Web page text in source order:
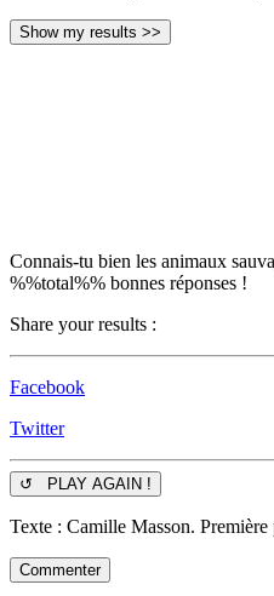
Show my results >>
Connais-tu bien les animaux
%%total%% bonnes réponses !
Share your results :
Facebook
Twitter
↺ PLAY AGAIN !
Texte : Camille Masson.
Commenter